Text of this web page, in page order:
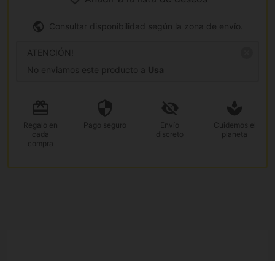
Consultar disponibilidad según la zona de envío.
ATENCIÓN!
No enviamos este producto a Usa
Regalo en
cada
compra
Pago seguro
Envío
discreto
Cuidemos el
planeta